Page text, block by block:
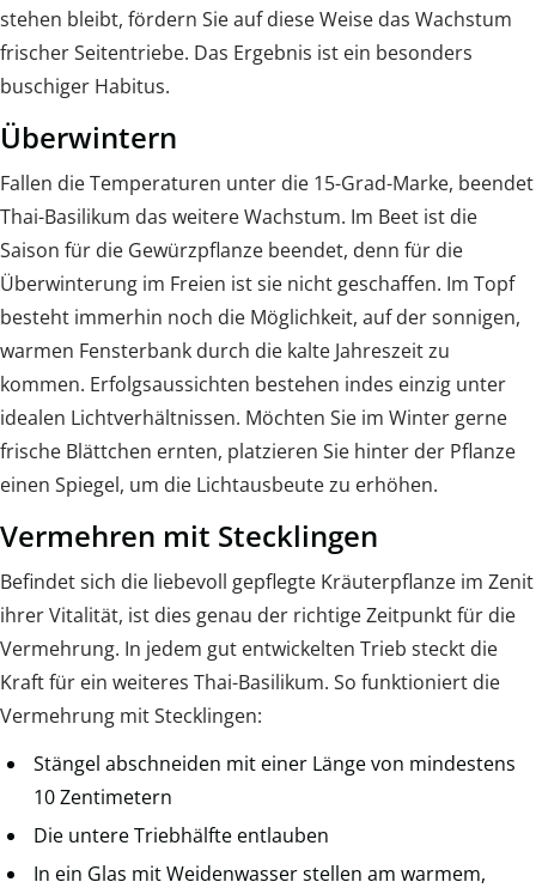
stehen bleibt, fördern Sie auf diese Weise das Wachstum
frischer Seitentriebe. Das Ergebnis ist ein besonders
buschiger Habitus.
Überwintern
Fallen die Temperaturen unter die 15-Grad-Marke, beendet
Thai-Basilikum das weitere Wachstum. Im Beet ist die
Saison für die Gewürzpflanze beendet, denn für die
Überwinterung im Freien ist sie nicht geschaffen. Im Topf
besteht immerhin noch die Möglichkeit, auf der sonnigen,
warmen Fensterbank durch die kalte Jahreszeit zu
kommen. Erfolgsaussichten bestehen indes einzig unter
idealen Lichtverhältnissen. Möchten Sie im Winter gerne
frische Blättchen ernten, platzieren Sie hinter der Pflanze
einen Spiegel, um die Lichtausbeute zu erhöhen.
Vermehren mit Stecklingen
Befindet sich die liebevoll gepflegte Kräuterpflanze im Zenit
ihrer Vitalität, ist dies genau der richtige Zeitpunkt für die
Vermehrung. In jedem gut entwickelten Trieb steckt die
Kraft für ein weiteres Thai-Basilikum. So funktioniert die
Vermehrung mit Stecklingen:
Stängel abschneiden mit einer Länge von mindestens
10 Zentimetern
Die untere Triebhälfte entlauben
In ein Glas mit Weidenwasser stellen am warmem,